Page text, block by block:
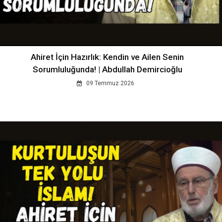
Ahiret İçin Hazırlık: Kendin ve Ailen Senin
Sorumluluğunda! | Abdullah Demircioğlu
09 Temmuz 2026